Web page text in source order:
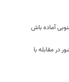
آماده باش
در مقابله با